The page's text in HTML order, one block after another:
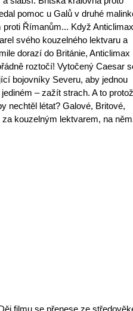
pomoc u Galů v druhé
Římanům... Když Anticlimax
svého kouzelného lektvaru a
dorazí do Británie, Anticlimax
roztočí! Vytočený Caesar
bojovníky Severu, aby jednou
– zažít strach. A to
nechtěl létat? Galové, Britové,
kouzelným lektvarem, na
filmu se přenese ze